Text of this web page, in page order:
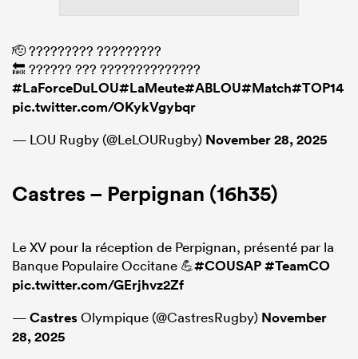
🫡 ????????? ?????????
🔙 ?????? ??? ??????????????
#LaForceDuLOU#LaMeute#ABLOU#Match#TOP14
pic.twitter.com/OKykVgybqr
— LOU Rugby (@LeLOURugby) November 28, 2025
Castres – Perpignan (16h35)
Le XV pour la réception de Perpignan, présenté par la
Banque Populaire Occitane 💪#COUSAP#TeamCO
pic.twitter.com/GErjhvz2Zf
—CastresOlympique (@CastresRugby) November
28, 2025